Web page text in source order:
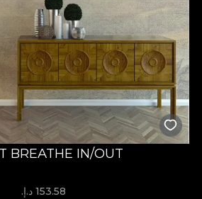
BREATHE IN/OUT
153.58 د.إ.‏